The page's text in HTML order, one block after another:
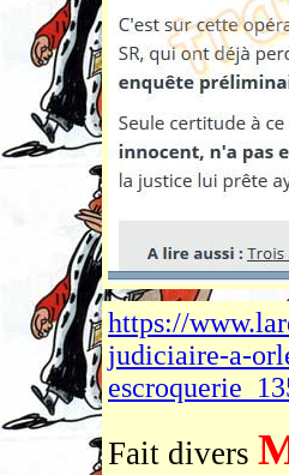
https://
judiciaire-a-
Fait divers